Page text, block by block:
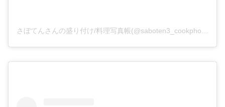
さぼてんさんの盛り付け/料理写真帳(@saboten3_cookphoto)がシェアした投稿